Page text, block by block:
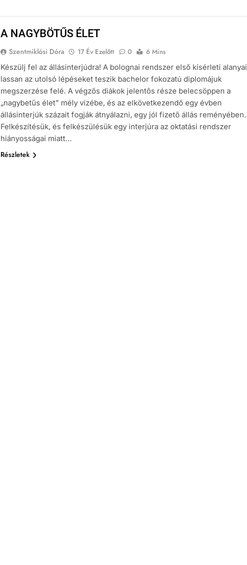
A NAGYBÖTŰS ÉLET
Szentmiklósi Dóra 17 Év Ezelőtt 0
6 Mins
Készülj fel az állásinterjúdra! A bolognai rendszer első kísérleti alanyai
lassan az utolsó lépéseket teszik bachelor fokozatú diplomájuk
megszerzése felé. A végzős diákok jelentős része belecsöppen a
„nagybetűs élet” mély vizébe, és az elkövetkezendő egy évben
állásinterjúk százait fogják átnyálazni, egy jól fizető állás reményében.
Felkészítésük, és felkészülésük egy interjúra az oktatási rendszer
hiányosságai miatt…
Részletek